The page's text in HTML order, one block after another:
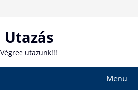
Utazás
Végree utazunk!!!
Menu